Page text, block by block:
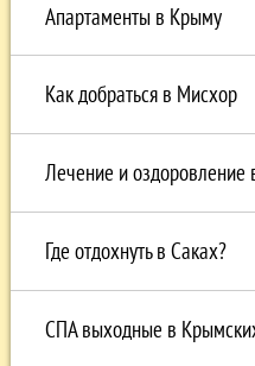
Апартаменты в Крыму
Как добраться в Мисхор
Лечение и оздоровление
Где отдохнуть в Саках?
СПА выходные в